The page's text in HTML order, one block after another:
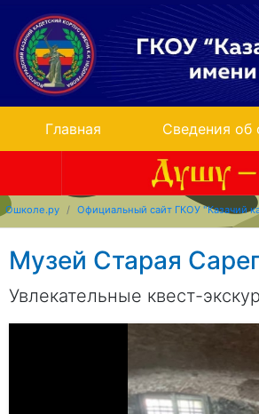
Главная Сведения об
Ошколе.ру Официальный сайт ГКОУ "Казачий
Музей Старая
Увлекательные квест-